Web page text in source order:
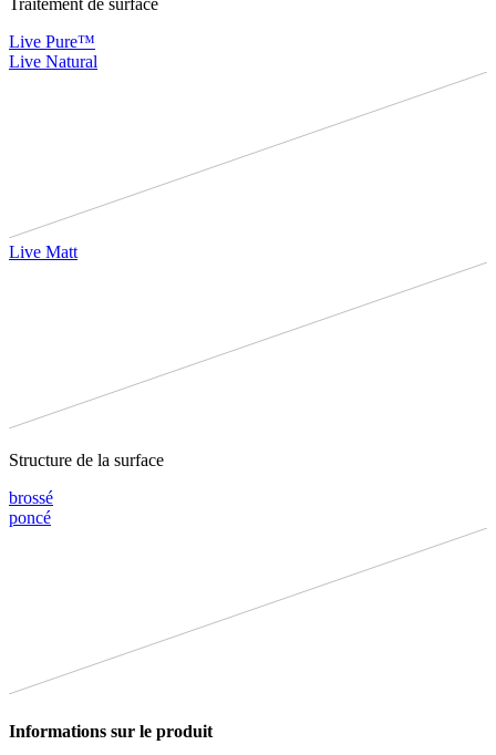
Live Pure™
Live Natural
Live Matt
Structure de la surface
brossé
poncé
Informations sur le produit